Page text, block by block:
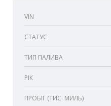
VIN
СТАТУС
ТИП ПАЛИВА
РІК
ПРОБІГ (ТИС. МИЛЬ)